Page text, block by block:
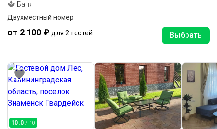
Баня
Двухместный номер
от 2 100 ₽ для 2 гостей Выбрать
10.0 / 10